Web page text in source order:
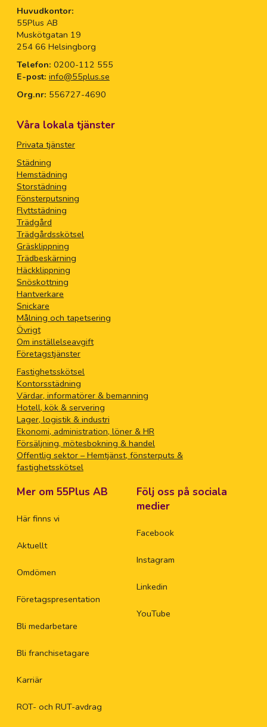
Huvudkontor:
55Plus AB
Muskötgatan 19
254 66 Helsingborg
Telefon: 0200-112 555
E-post: info@55plus.se
Org.nr: 556727-4690
Våra lokala tjänster
Privata tjänster
Städning
Hemstädning
Storstädning
Fönsterputsning
Flyttstädning
Trädgård
Trädgårdsskötsel
Gräsklippning
Trädbeskärning
Häckklippning
Snöskottning
Hantverkare
Snickare
Målning och tapetsering
Övrigt
Om inställelseavgift
Företagstjänster
Fastighetsskötsel
Kontorsstädning
Värdar, informatörer & bemanning
Hotell, kök & servering
Lager, logistik & industri
Ekonomi, administration, löner & HR
Försäljning, mötesbokning & handel
Offentlig sektor – Hemtjänst, fönsterputs &
fastighetsskötsel
Mer om 55Plus AB
Här finns vi
Aktuellt
Omdömen
Företagspresentation
Bli medarbetare
Bli franchisetagare
Karriär
ROT- och RUT-avdrag
Följ oss på sociala
medier
Facebook
Instagram
Linkedin
YouTube